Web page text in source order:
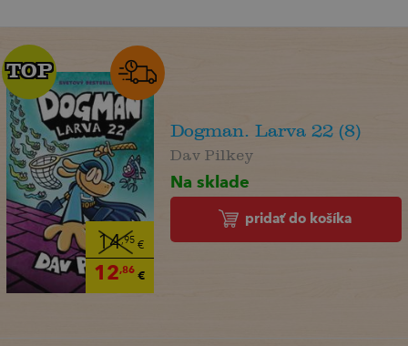
14,95€
12,86€
TOP
TOP
Dogman. Larva 22 (8)
Dav Pilkey
Na sklade
pridať do košíka